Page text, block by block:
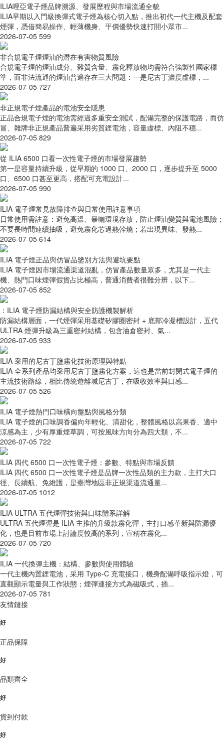
ILIA哩亞電子煙品牌溯源、發展歷程與市場流通全貌
ILIA早期以入門級換彈式電子煙為核心切入點，推出初代一代主機及配套
煙彈，憑借簡易操作、輕薄機身、平價優勢快速打開小眾市...
2026-07-05 599
非合規電子煙煙油的潛在有害物質風險
合規電子煙的煙油成分、雜質含量、霧化釋放物均需符合強製性國家標
準，而非法流通的煙油普遍存在三大問題：一是尼古丁濃度虛標，...
2026-07-05 727
非正規電子煙產品的電池安全隱患
正品合規電子煙的電池需經過多重安全測試，配備完整的保護電路，而仿
冒、雜牌非正規產品普遍采用劣質鋰電池，容量虛標、內阻不穩...
2026-07-05 829
從 ILIA 6500 口看一次性電子煙的市場發展趨勢
第一是容量持續升級，從早期的 1000 口、2000 口，逐步提升至 5000
口、6500 口甚至更高，搭配可充電設計...
2026-07-05 990
ILIA 電子煙常見故障排查與日常使用註意事項
日常使用需註意：避免高溫、暴曬環境存放，防止煙油變質與電池風險；
不要長時間連續抽吸，避免霧化芯過熱幹燒；若出現異味、發熱...
2026-07-05 614
ILIA 電子煙正品與仿冒品鑒別方法與避坑要點
ILIA 電子煙因市場流通渠道混亂，仿冒產品數量眾多，尤其是一代主
機、熱門口味煙彈假貨占比極高，普通消費者很難分辨，以下...
2026-07-05 852
：ILIA 電子煙防漏結構與安全防護機製解析
防漏結構層面，一代煙彈采用基礎矽膠圈密封 + 底部冷凝槽設計，五代
ULTRA 煙彈升級為三重密封結構，包含油倉密封、氣...
2026-07-05 933
ILIA 采用的尼古丁鹽霧化技術原理與特點
ILIA 全系列產品均采用尼古丁鹽霧化方案，這也是當前封閉式電子煙的
主流技術路線，相比傳統遊離堿尼古丁，在吸收效率與口感...
2026-07-05 526
ILIA 電子煙熱門口味橫向盤點與風格分類
ILIA 電子煙的口味調香偏向年輕化、清甜化，整體風格以高果香、適中
涼感為主，少有厚重煙草調，可按風味方向分為四大類，不...
2026-07-05 722
ILIA 四代 6500 口一次性電子煙：參數、特點與市場反饋
ILIA 四代 6500 口一次性電子煙是品牌一次性品類的主力款，主打大口
徑、長續航、免維護，是臺灣地區非正規渠道流通量...
2026-07-05 1012
ILIA ULTRA 五代煙彈技術與口味體系詳解
ULTRA 五代煙彈是 ILIA 主推的升級款霧化彈，主打口感革新與防漏優
化，也是目前市場上討論度較高的系列，宣稱在霧化...
2026-07-05 720
ILIA 一代換彈主機：結構、參數與使用體驗
一代主機內置鋰電池，采用 Type-C 充電接口，機身配備呼吸指示燈，可
直觀顯示電量與工作狀態；煙彈連接方式為磁吸式，插...
2026-07-05 781
友情鏈接
好
正品保障
好
品類齊全
好
貨到付款
好